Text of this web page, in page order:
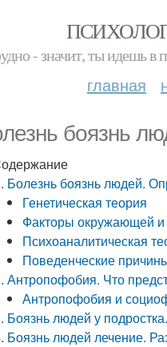
- значит, ты идешь
главная
боязнь
Болезнь боязнь людей.
Генетическая теория
Факторы окружающей
Психоаналитическая
Поведенческие
Антропофобия. Что
Антропофобия и
Боязнь людей у
Боязнь людей лечение.